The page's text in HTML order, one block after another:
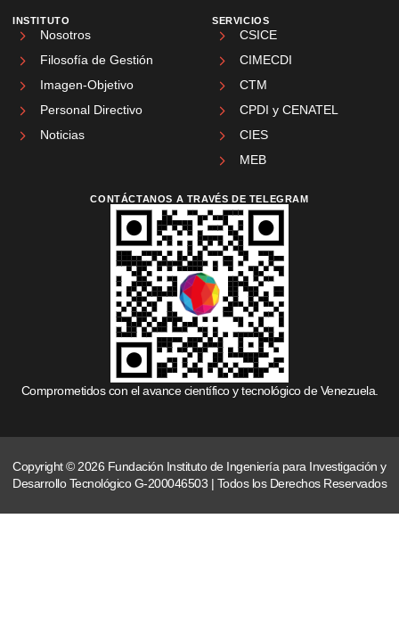
INSTITUTO
Nosotros
Filosofía de Gestión
Imagen-Objetivo
Personal Directivo
Noticias
SERVICIOS
CSICE
CIMECDI
CTM
CPDI y CENATEL
CIES
MEB
CONTÁCTANOS A TRAVÉS DE TELEGRAM
Comprometidos con el avance científico y tecnológico de Venezuela.
Copyright © 2026 Fundación Instituto de Ingeniería para Investigación y
Desarrollo Tecnológico G-200046503 | Todos los Derechos Reservados